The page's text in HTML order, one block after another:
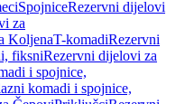
SpojniceRezervni dijelovi
za
KoljenaT-komadiRezervni
fiksniRezervni dijelovi za
i spojnice,
komadi i spojnice,